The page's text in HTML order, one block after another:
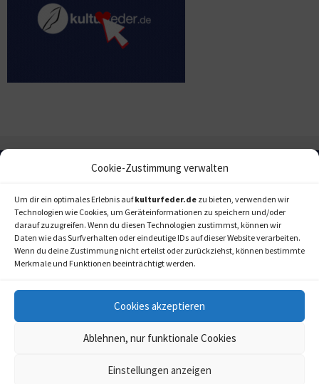
Cookie-Zustimmung verwalten
Um dir ein optimales Erlebnis aufkulturfeder.de zu bieten, verwenden wir
Technologien wie Cookies, um Geräteinformationen zu speichern und/oder
darauf zuzugreifen. Wenn du diesen Technologien zustimmst, können wir
Daten wie das Surfverhalten oder eindeutige IDs auf dieser Website verarbeiten.
Wenn du deine Zustimmung nicht erteilst oder zurückziehst, können bestimmte
Merkmale und Funktionen beeinträchtigt werden.
Cookies akzeptieren
Ablehnen, nur funktionale Cookies
Einstellungen anzeigen
© 2006-2020 LAPPmedien+events
kulturfeder.de –